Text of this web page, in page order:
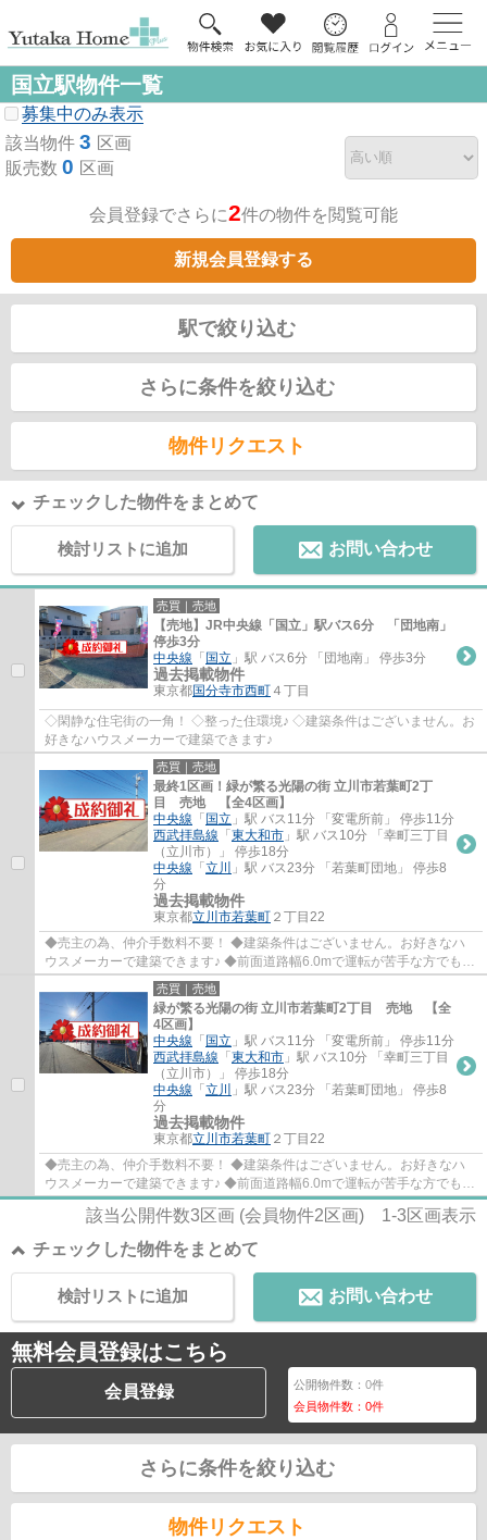
国立駅物件一覧
募集中のみ表示
該当物件 3 区画
販売数 0 区画
会員登録でさらに2件の物件を閲覧可能
新規会員登録する
駅で絞り込む
さらに条件を絞り込む
物件リクエスト
チェックした物件をまとめて
検討リストに追加 お問い合わせ
売買｜売地
【売地】JR中央線「国立」駅バス6分 「団地南」
停歩3分
中央線 「 国立 」駅 バス6分 「団地南」 停歩3分
過去掲載物件
東京都国分寺市西町 ４丁目
◇閑静な住宅街の一角！ ◇整った住環境♪ ◇建築条件はございません。お
好きなハウスメーカーで建築できます♪
売買｜売地
最終1区画！緑が繁る光陽の街 立川市若葉町2丁
目 売地 【全4区画】
中央線 「 国立 」駅 バス11分 「変電所前」 停歩11分
西武拝島線 「 東大和市 」駅 バス10分 「幸町三丁目
（立川市）」 停歩18分
中央線 「 立川
」駅 バス23分 「若葉町団地」 停歩8
分
過去掲載物件
東京都立川市若葉町 ２丁目22
◆売主の為、仲介手数料不要！ ◆建築条件はございません。お好きなハ
ウスメーカーで建築できます♪ ◆前面道路幅6.0mで運転が苦手な方でも安
心です♪ ◆新校舎でお子様も通うのが楽しくなる...
売買｜売地
緑が繁る光陽の街 立川市若葉町2丁目 売地 【全
4区画】
中央線 「 国立 」駅 バス11分 「変電所前」 停歩11分
西武拝島線 「 東大和市 」駅 バス10分 「幸町三丁目
（立川市）」 停歩18分
中央線 「 立川
」駅 バス23分 「若葉町団地」 停歩8
分
過去掲載物件
東京都立川市若葉町 ２丁目22
◆売主の為、仲介手数料不要！ ◆建築条件はございません。お好きなハ
ウスメーカーで建築できます♪ ◆前面道路幅6.0mで運転が苦手な方でも安
心です♪ ◆新校舎でお子様も通うのが楽しくなる...
該当公開件数3 区画 (会員物件2 区画) 1-3 区画表示
チェックした物件をまとめて
お問い合わせ
検討リストに追加
無料会員登録はこちら
会員登録 公開物件数：0件
会員物件数：0件
さらに条件を絞り込む
物件リクエスト